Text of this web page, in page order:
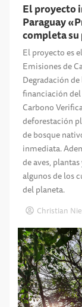
El proyecto
Paraguay
completa su
El proyecto es
Emisiones de
Degradación de
financiación
Carbono
deforestación
de bosque
inmediata.
de aves,
algunos de los
del planeta.
Christian